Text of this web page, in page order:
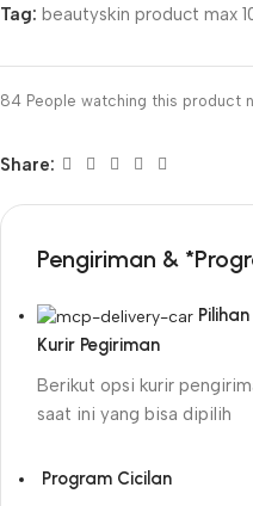
Tag: beautyskin product max
84 People watching this product
Share:
Pengiriman &
Pilihan
Kurir Pegiriman
Berikut opsi kurir
saat ini yang bisa dipilih
Program Cicilan